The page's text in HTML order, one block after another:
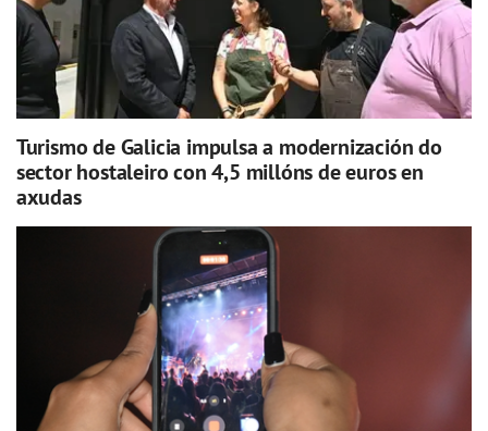
Turismo de Galicia impulsa a modernización do
sector hostaleiro con 4,5 millóns de euros en
axudas